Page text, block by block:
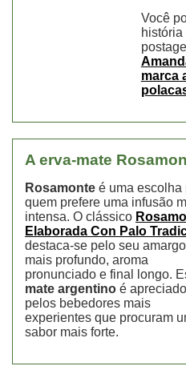
Você
marca
A erva-mate
Rosamonte é uma escolha
quem prefere uma infusão
intensa. O clássico
Elaborada Con Palo
destaca-se pelo seu
mais profundo, aroma
pronunciado e final longo.
mate argentino é apreciado
pelos bebedores mais
experientes que procuram
sabor mais forte.